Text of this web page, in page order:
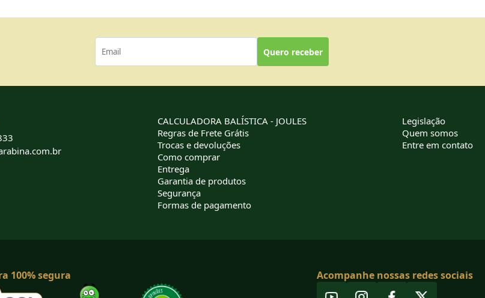
Quero receber
CALCULADORA BALÍSTICA - JOULES
Regras de Frete Grátis
Trocas e devoluções
Como comprar
Entrega
Garantia de produtos
Segurança
Formas de pagamento
Legislação
Quem somos
Entre em contato
100% segura Acompanhe nossas redes sociais